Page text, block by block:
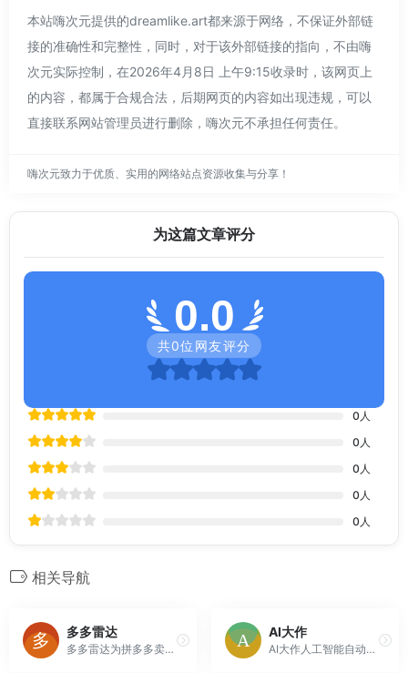
本站嗨次元提供的dreamlike.art都来源于网络，不保证外部链
接的准确性和完整性，同时，对于该外部链接的指向，不由嗨
次元实际控制，在2026年4月8日 上午9:15收录时，该网页上
的内容，都属于合规合法，后期网页的内容如出现违规，可以
直接联系网站管理员进行删除，嗨次元不承担任何责任。
嗨次元致力于优质、实用的网络站点资源收集与分享！
为这篇文章评分
0.0
共0位网友评分
0 人
0 人
0 人
0 人
0 人
相关导航
多多雷达
多多雷达为拼多多卖家提供大数据分析，知己知彼、百战百胜，提供竞品店铺一周运营数据分析、店铺的日报、销量分析、从店铺的流量侧分析流量的构成、自然流量和付费流量的宝贝数、店铺类目分析、店铺动态分析、店铺的活动分析、店铺的评价分析等等辅助功能
AI大作
AI大作人工智能自动ai绘画网站，为广大ai绘画ai作画ai画图爱好者提供免费ai绘画自动生成器功能，大作AI绘画具有操作简单、多AI引擎、画风任选、快速出图、自由发挥等优点，提供ai绘画关键词，ai一键生成图片。在大作ai人工智能绘画平台随意发挥自己的绘画创意。